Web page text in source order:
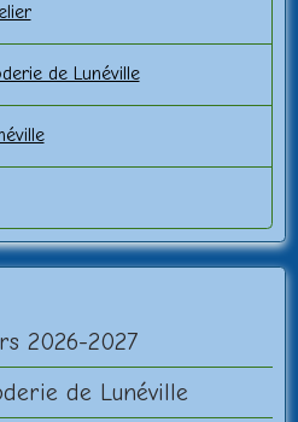
de Lunéville
2026-2027
de Lunéville